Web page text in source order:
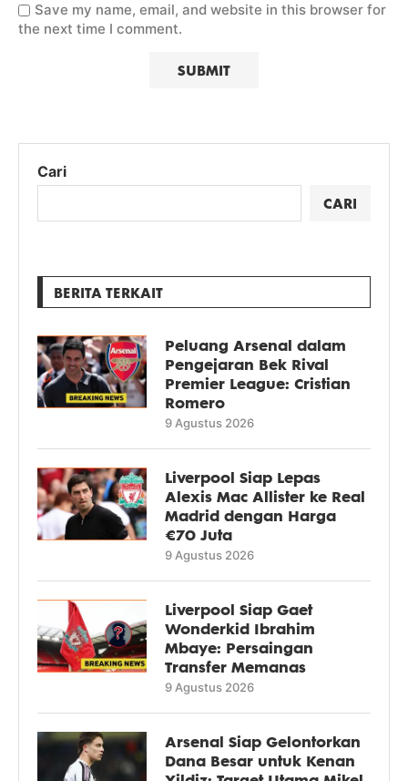
Save my name, email, and website in this browser for
the next time I comment.
Cari
CARI
BERITA TERKAIT
Peluang Arsenal dalam
Pengejaran Bek Rival
Premier League: Cristian
Romero
9 Agustus 2026
Liverpool Siap Lepas
Alexis Mac Allister ke Real
Madrid dengan Harga
€70 Juta
9 Agustus 2026
Liverpool Siap Gaet
Wonderkid Ibrahim
Mbaye: Persaingan
Transfer Memanas
9 Agustus 2026
Arsenal Siap Gelontorkan
Dana Besar untuk Kenan